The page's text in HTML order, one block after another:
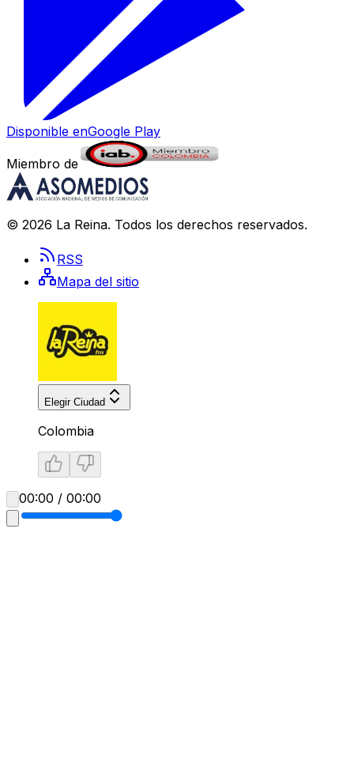
Disponible enGoogle Play
Miembro de
© 2026 La Reina. Todos los derechos reservados.
RSS
Mapa del sitio
Elegir Ciudad
Colombia
00:00 / 00:00